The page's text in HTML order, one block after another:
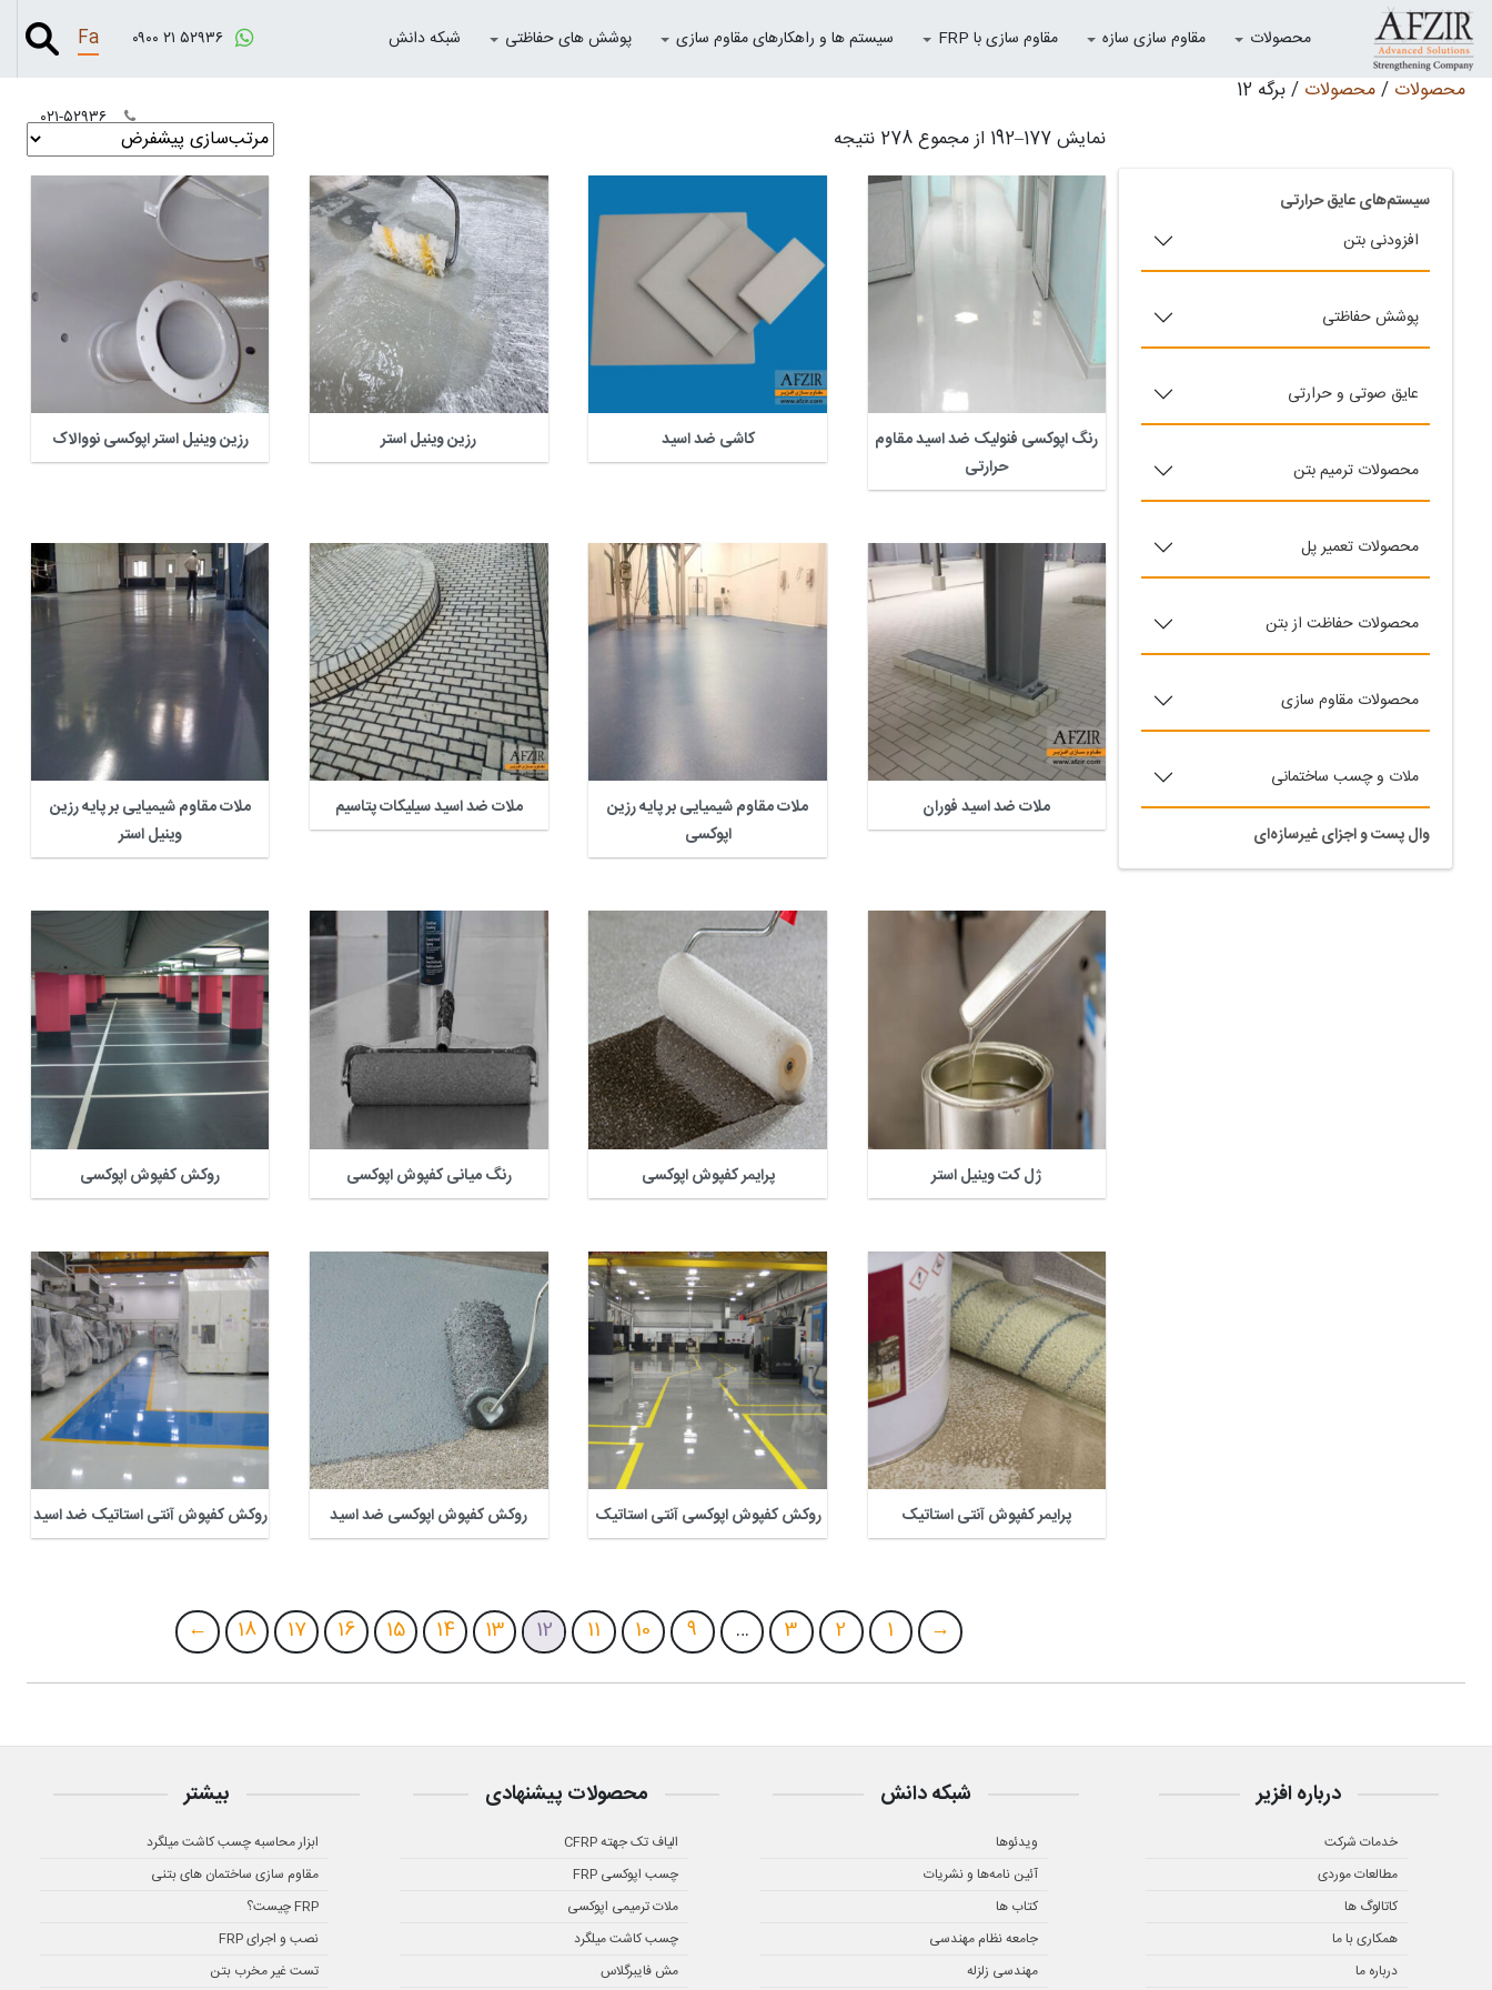
Fa محصولات مقاوم سازی سازه مقاوم سازی با FRP سیستم ها و راهکارهای مقاوم سازی پوشش های حفاظتی شبکه دانش ۰۹۰۰ ۲۱ ۵۲۹۳۶
۰۲۱-۵۲۹۳۶
محصولات /محصولات / برگه 12
سیستم‌های عایق حرارتی
افزودنی بتن
پوشش حفاظتی
عایق صوتی و حرارتی
محصولات ترمیم بتن
محصولات تعمیر پل
محصولات حفاظت از بتن
محصولات مقاوم سازی
ملات و چسب ساختمانی
وال پست و اجزای غیرسازه‌ای
نمایش 177–192 از مجموع 278 نتیجه
رنگ اپوکسی فنولیک ضد اسید مقاوم
حرارتی
کاشی ضد اسید رزین وینیل استر رزین وینیل استر اپوکسی نووالاک
ملات ضد اسید فوران
ملات مقاوم شیمیایی بر پایه رزین
اپوکسی
ملات ضد اسید سیلیکات پتاسیم
ملات مقاوم شیمیایی بر پایه رزین
وینیل استر
ژل کت وینیل استر پرایمر کفپوش اپوکسی رنگ میانی کفپوش اپوکسی روکش کفپوش اپوکسی
پرایمر کفپوش آنتی استاتیک روکش کفپوش اپوکسی آنتی استاتیک روکش کفپوش اپوکسی ضد اسید روکش کفپوش آنتی استاتیک ضد اسید
→
1
2
3
…
9
10
11
12
13
14
15
16
17
18
←
درباره افزیر
خدمات شرکت
مطالعات موردی
کاتالوگ ها
همکاری با ما
درباره ما
شبکه دانش
ویدئوها
آئین نامه‌ها و نشریات
کتاب ها
جامعه نظام مهندسی
مهندسی زلزله
محصولات پیشنهادی
الیاف تک جهته CFRP
چسب اپوکسی FRP
ملات ترمیمی اپوکسی
چسب کاشت میلگرد
مش فایبرگلاس
بیشتر
ابزار محاسبه چسب کاشت میلگرد
مقاوم سازی ساختمان های بتنی
FRP چیست؟
نصب و اجرای FRP
تست غیر مخرب بتن